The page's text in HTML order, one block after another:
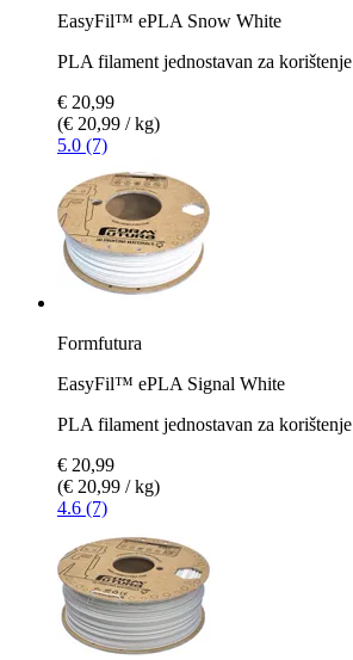
EasyFil™ ePLA Snow White
PLA filament jednostavan za korištenje
€ 20,99
(€ 20,99 / kg)
5.0 (7)
Formfutura
EasyFil™ ePLA Signal White
PLA filament jednostavan za korištenje
€ 20,99
(€ 20,99 / kg)
4.6 (7)